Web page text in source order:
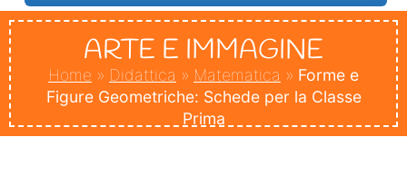
ARTE E IMMAGINE
Home » Didattica » Matematica » Forme e
Figure Geometriche: Schede per la Classe
Prima